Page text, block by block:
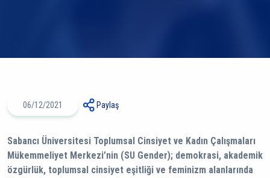
06/12/2021 Paylaş
Sabancı Üniversitesi Toplumsal Cinsiyet ve Kadın Çalışmaları
Mükemmeliyet Merkezi’nin (SU Gender); demokrasi, akademik
özgürlük, toplumsal cinsiyet eşitliği ve feminizm alanlarında